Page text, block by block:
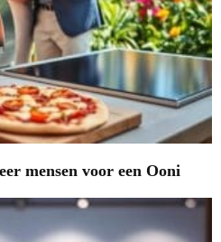
mensen voor een Ooni